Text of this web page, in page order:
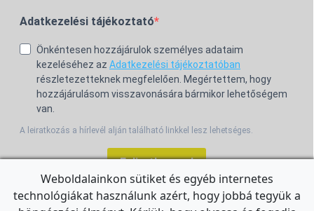
Adatkezelési tájékoztató
Önkéntesen hozzájárulok személyes adataim
kezeléséhez az Adatkezelési tájékoztatóban
részletezetteknek megfelelően. Megértettem, hogy
hozzájárulásom visszavonására bármikor lehetőségem
van.
A leiratkozás a hírlevél alján található linkkel lesz lehetséges.
Feliratkozom!
Weboldalainkon sütiket és egyéb internetes
technológiákat használunk azért, hogy jobbá tegyük a